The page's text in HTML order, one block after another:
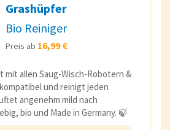
Grashüpfer
Bio Reiniger
Preis ab 16,99 €
mit allen Saug-Wisch-Robotern &
und reinigt jeden
angenehm mild nach
bio und Made in Germany. 🍃